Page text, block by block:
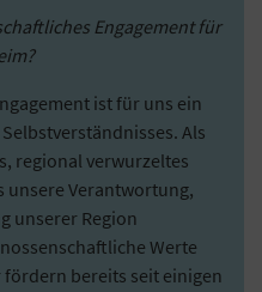
Engagement für
ist für uns ein
Als
regional verwurzeltes
unsere Verantwortung,
unserer Region
Werte
bereits seit einigen